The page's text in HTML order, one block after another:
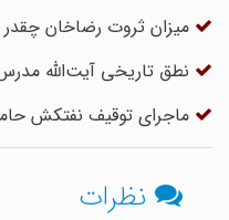
میزان ثروت رضاخان چقدر
نطق تاریخی آیت‌الله
ماجرای توقیف نفتکش حامل
نظرات